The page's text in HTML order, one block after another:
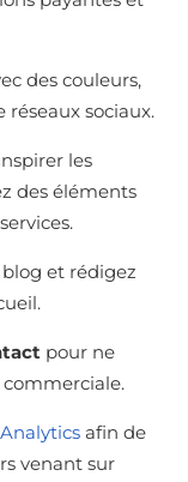
des couleurs,
réseaux sociaux.
les
des éléments
et rédigez
pour ne
afin de
venant sur